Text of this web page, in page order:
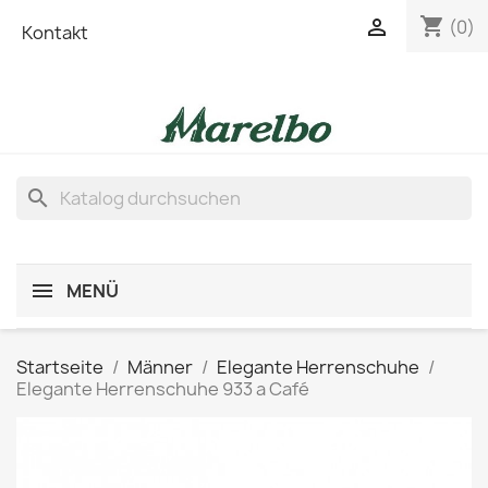
Kontakt shopping_cart (0)

search
MENÜ
Startseite Männer
Elegante Herrenschuhe
Elegante Herrenschuhe 933 a Café